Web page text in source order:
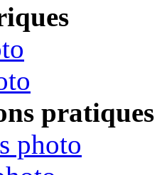
pratiques
photo